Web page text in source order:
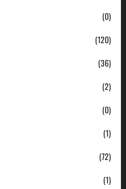
(0)
(120)
(36)
(2)
(0)
(1)
(72)
(1)